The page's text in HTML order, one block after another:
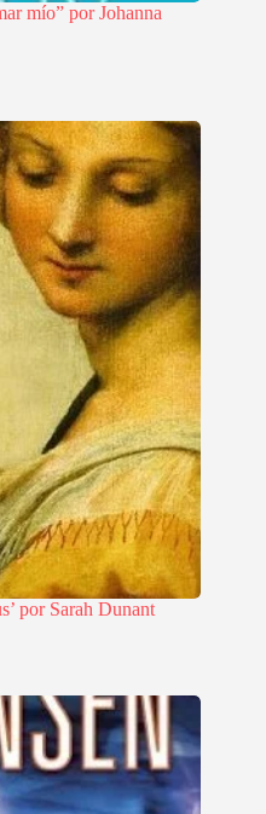
mío” por Johanna
por Sarah Dunant